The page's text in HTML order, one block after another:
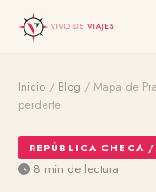
Inicio / Blog / Mapa de
perderte
REPÚBLICA CHECA
8 min de lectura